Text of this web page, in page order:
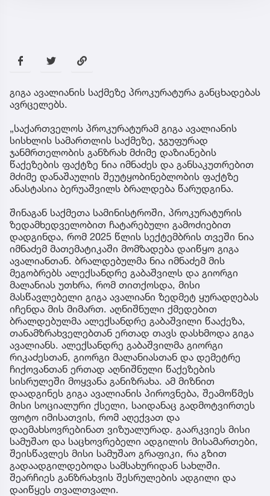
გიგა ავალიანის საქმეზე პროკურატურა განცხადებას
ავრცელებს.
„საქართველოს პროკურატურამ გიგა ავალიანის
სისხლის სამართლის საქმეზე, ჯგუფურად
ჯანმრთელობის განზრახ მძიმე დაზიანების
წაქეზების ფაქტზე ნია იმნაძეს და განსაკუთრებით
მძიმე დანაშაულის შეუტყობინებლობის ფაქტზე
ანასტასია ბერუაშვილს ბრალდება წარუდგინა.
შინაგან საქმეთა სამინისტროში, პროკურატურის
ზედამხედველობით ჩატარებული გამოძიებით
დადგინდა, რომ 2025 წლის სექტემბრის თვეში ნია
იმნაძემ მათემატიკაში მომზადება დაიწყო გიგა
ავალიანთან. ბრალდებულმა ნია იმნაძემ მის
მეგობრებს ალექსანდრე გაბაშვილს და გიორგი
მალანიას უთხრა, რომ თითქოსდა, მისი
მასწავლებელი გიგა ავალიანი ზედმეტ ყურადღებას
იჩენდა მის მიმართ. აღნიშნული ქმედებით
ბრალდებულმა ალექსანდრე გაბაშვილი წააქეზა,
თანამზრახველებთან ერთად თავს დასხმოდა გიგა
ავალიანს. ალექსანდრე გაბაშვილმა გიორგი
რიკაძესთან, გიორგი მალანიასთან და დემეტრე
ჩიქოვანთან ერთად აღნიშნული წაქეზების
სისრულეში მოყვანა განიზრახა. ამ მიზნით
დაადგინეს გიგა ავალიანის პიროვნება, შეამოწმეს
მისი სოციალური ქსელი, საიდანაც გადმოტვირთეს
ფოტო იმისათვის, რომ აღექვათ და
დაემახსოვრებინათ ვიზუალურად. გაარკვიეს მისი
სამუშაო და საცხოვრებელი ადგილის მისამართები,
შეისწავლეს მისი სამუშაო გრაფიკი, რა გზით
გადაადგილდებოდა სამსახურიდან სახლში.
შეარჩიეს განზრახვის შესრულების ადგილი და
დაიწყეს თვალთვალი.